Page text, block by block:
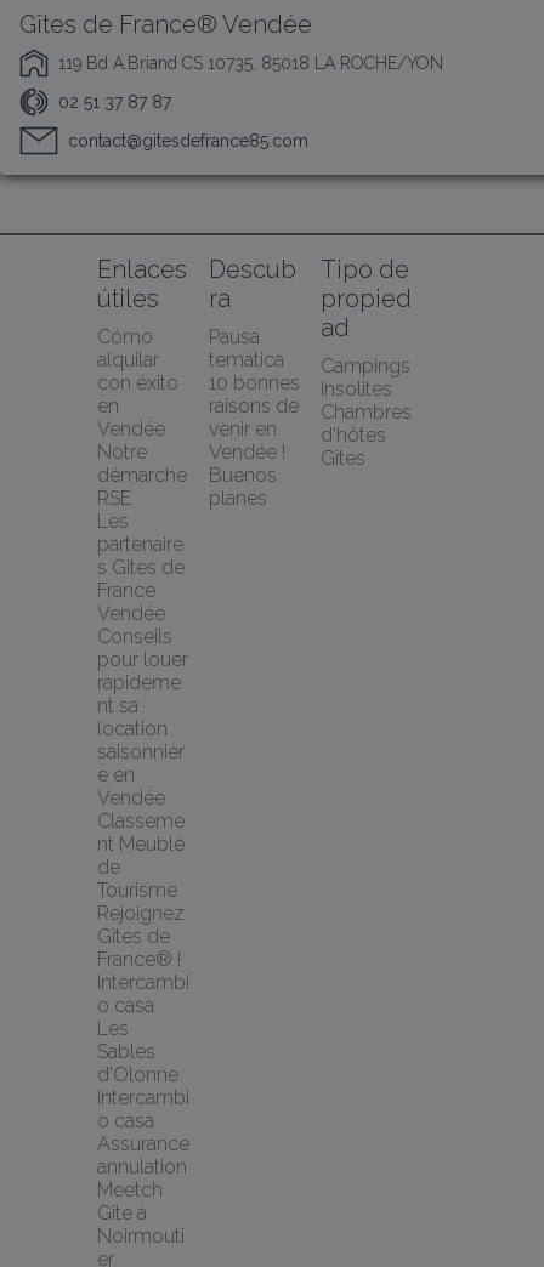
Gîtes de France® Vendée
119 Bd A.Briand CS 10735, 85018 LA ROCHE/YON
02 51 37 87 87
contact@gitesdefrance85.com
Enlaces
útiles
Cómo
alquilar
con éxito
en
Vendée
Notre
démarche
RSE
Les
partenaire
s Gites de
France
Vendée
Conseils
pour louer
rapideme
nt sa
location
saisonnièr
e en
Vendée
Classeme
nt Meublé
de
Tourisme
Rejoignez
Gîtes de
France® !
Intercambi
o casa
Les
Sables
d'Olonne
Intercambi
o casa
Assurance
annulation
Meetch
Gîte à
Noirmouti
er
Descub
ra
Pausa
temática
10 bonnes
raisons de
venir en
Vendée !
Buenos
planes
Tipo de
propied
ad
Campings
Insolites
Chambres
d'hôtes
Gîtes